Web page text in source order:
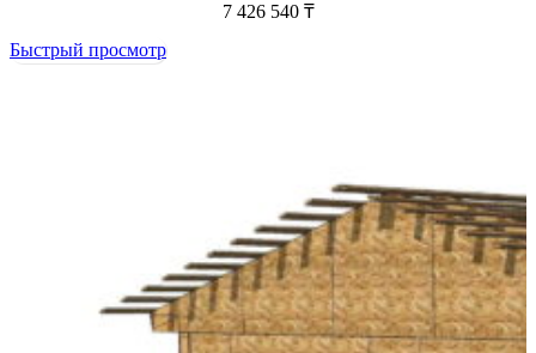
7 426 540 ₸
Быстрый просмотр